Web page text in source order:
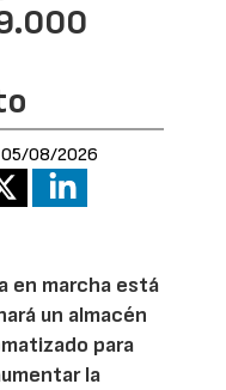
05/08/2026
en marcha está
un almacén
para
la